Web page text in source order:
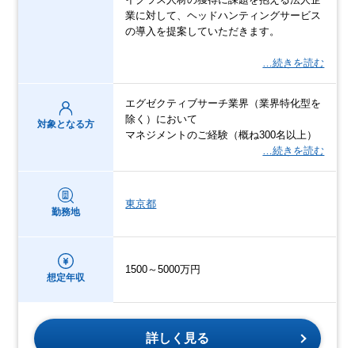
業に対して、ヘッドハンティングサービス
の導入を提案していただきます。
…続きを読む
対象となる方
エグゼクティブサーチ業界（業界特化型を
除く）において
マネジメントのご経験（概ね300名以上）
…続きを読む
勤務地
東京都
想定年収
1500～5000万円
詳しく見る